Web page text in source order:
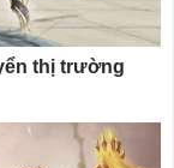
thị trường